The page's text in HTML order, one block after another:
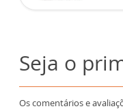
Seja o
Os comentários e